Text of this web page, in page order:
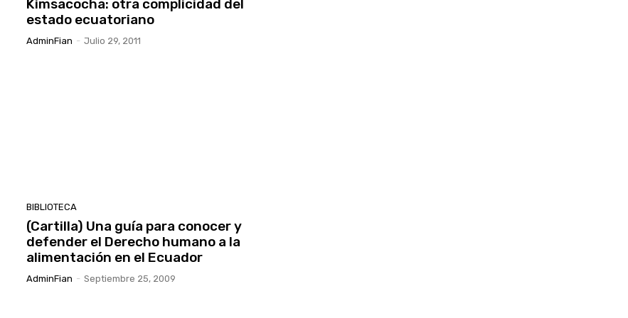
Kimsacocha: otra complicidad del
estado ecuatoriano
AdminFian - Julio 29, 2011
BIBLIOTECA
(Cartilla) Una guía para conocer y
defender el Derecho humano a la
alimentación en el Ecuador
AdminFian - Septiembre 25, 2009